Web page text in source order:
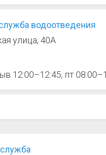
водоотведения
улица, 40А
12:00–12:45, пт